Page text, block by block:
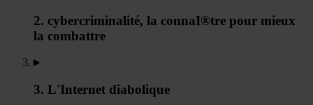
2. cybercriminalité, la connaI®tre pour mieux
la combattre
3. L'Internet diabolique